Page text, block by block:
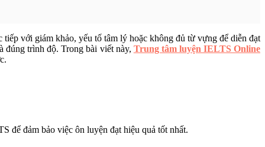
với giám khảo, yếu tố tâm lý hoặc không đủ từ vựng để diễn đạt
đúng trình độ. Trong bài viết này, Trung tâm luyện IELTS Online
để đảm bảo việc ôn luyện đạt hiệu quả tốt nhất.